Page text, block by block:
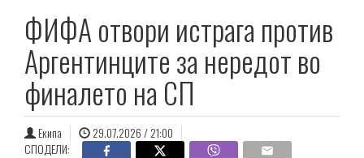
ФИФА отвори истрага против
Аргентинците за нередот во
финалето на СП
Екипа
29.07.2026 / 21:00
СПОДЕЛИ: